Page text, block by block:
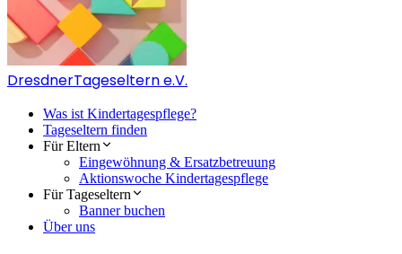
DresdnerTageseltern e.V.
Was ist Kindertagespflege?
Tageseltern finden
Für Eltern
Eingewöhnung & Ersatzbetreuung
Aktionswoche Kindertagespflege
Für Tageseltern
Banner buchen
Über uns